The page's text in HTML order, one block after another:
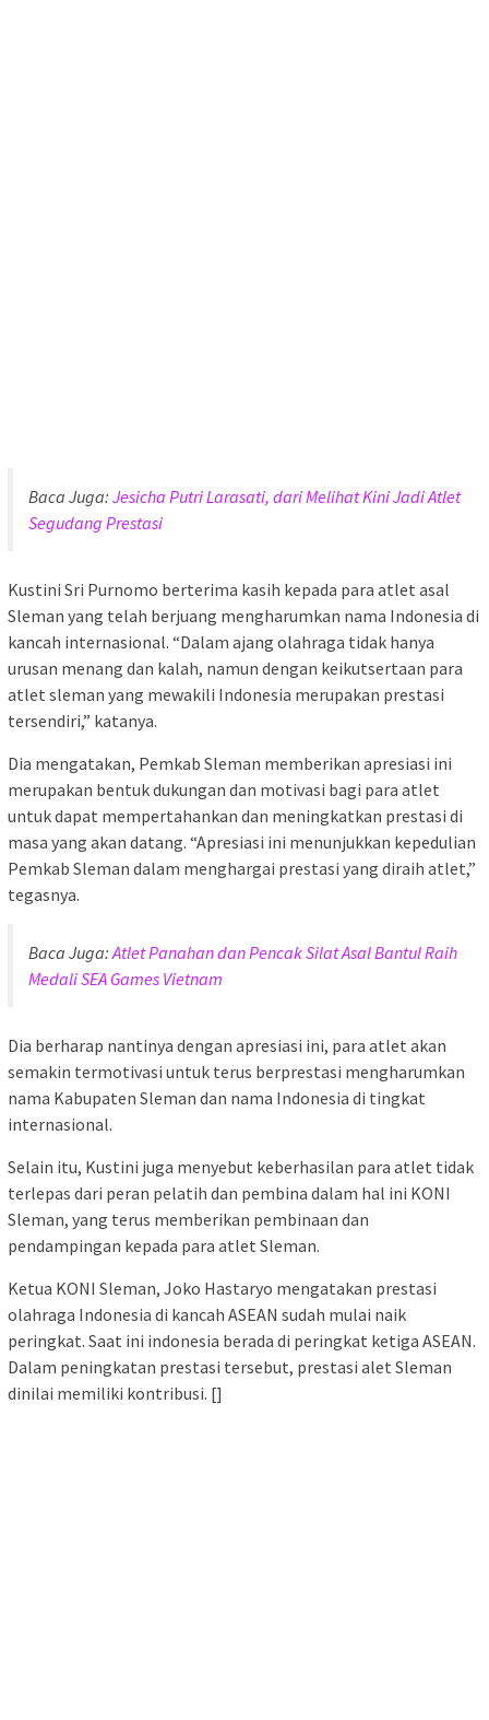
Baca Juga: Jesicha Putri Larasati, dari Melihat Kini Jadi Atlet
Segudang Prestasi
Kustini Sri Purnomo berterima kasih kepada para atlet asal
Sleman yang telah berjuang mengharumkan nama Indonesia di
kancah internasional. “Dalam ajang olahraga tidak hanya
urusan menang dan kalah, namun dengan keikutsertaan para
atlet sleman yang mewakili Indonesia merupakan prestasi
tersendiri,” katanya.
Dia mengatakan, Pemkab Sleman memberikan apresiasi ini
merupakan bentuk dukungan dan motivasi bagi para atlet
untuk dapat mempertahankan dan meningkatkan prestasi di
masa yang akan datang. “Apresiasi ini menunjukkan kepedulian
Pemkab Sleman dalam menghargai prestasi yang diraih atlet,”
tegasnya.
Baca Juga: Atlet Panahan dan Pencak Silat Asal Bantul Raih
Medali SEA Games Vietnam
Dia berharap nantinya dengan apresiasi ini, para atlet akan
semakin termotivasi untuk terus berprestasi mengharumkan
nama Kabupaten Sleman dan nama Indonesia di tingkat
internasional.
Selain itu, Kustini juga menyebut keberhasilan para atlet tidak
terlepas dari peran pelatih dan pembina dalam hal ini KONI
Sleman, yang terus memberikan pembinaan dan
pendampingan kepada para atlet Sleman.
Ketua KONI Sleman, Joko Hastaryo mengatakan prestasi
olahraga Indonesia di kancah ASEAN sudah mulai naik
peringkat. Saat ini indonesia berada di peringkat ketiga ASEAN.
Dalam peningkatan prestasi tersebut, prestasi alet Sleman
dinilai memiliki kontribusi. []